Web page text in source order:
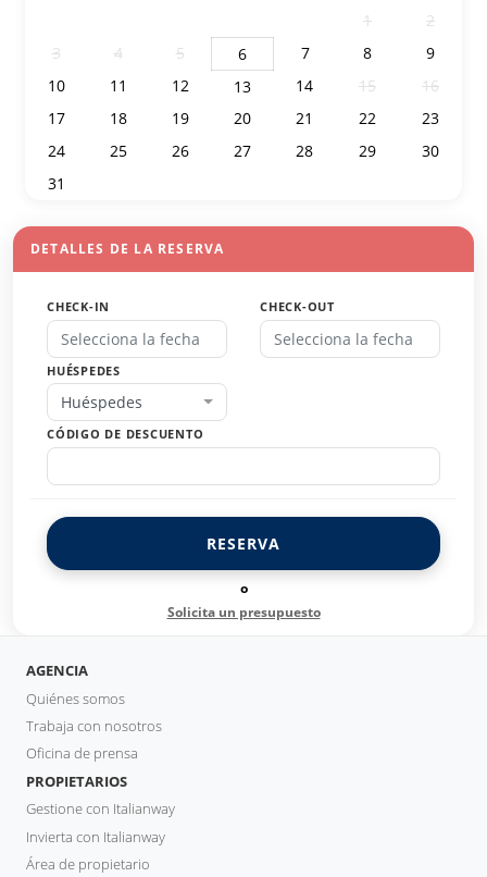
1
2
3
4 5 6 7 8
9
10
11 12 13 14 15
16
17
18 19 20 21 22
23
24
25 26 27 28 29
30
31
DETALLES DE LA RESERVA
CHECK-IN CHECK-OUT
HUÉSPEDES
Huéspedes
CÓDIGO DE DESCUENTO
RESERVA
o
Solicita un presupuesto
AGENCIA
Quiénes somos
Trabaja con nosotros
Oficina de prensa
PROPIETARIOS
Gestione con Italianway
Invierta con Italianway
Área de propietario